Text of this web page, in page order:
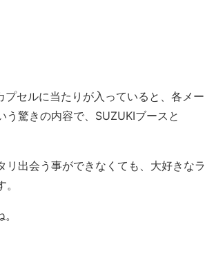
セルに当たりが入っていると、各メー
驚きの内容で、SUZUKIブースと
出会う事ができなくても、大好きなラ